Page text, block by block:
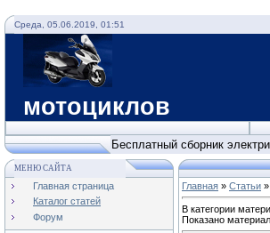
Среда, 05.06.2019, 01:51
мотоциклов
Бесплатный сборник
МЕНЮ САЙТА
Главная страница
Каталог статей
Форум
Главная » Статьи
В категории
Показано